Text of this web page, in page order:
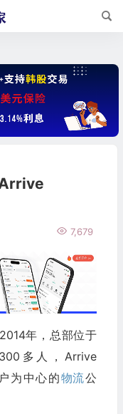
7,679
年，总部位于
多人，Arrive
为中心的物流公